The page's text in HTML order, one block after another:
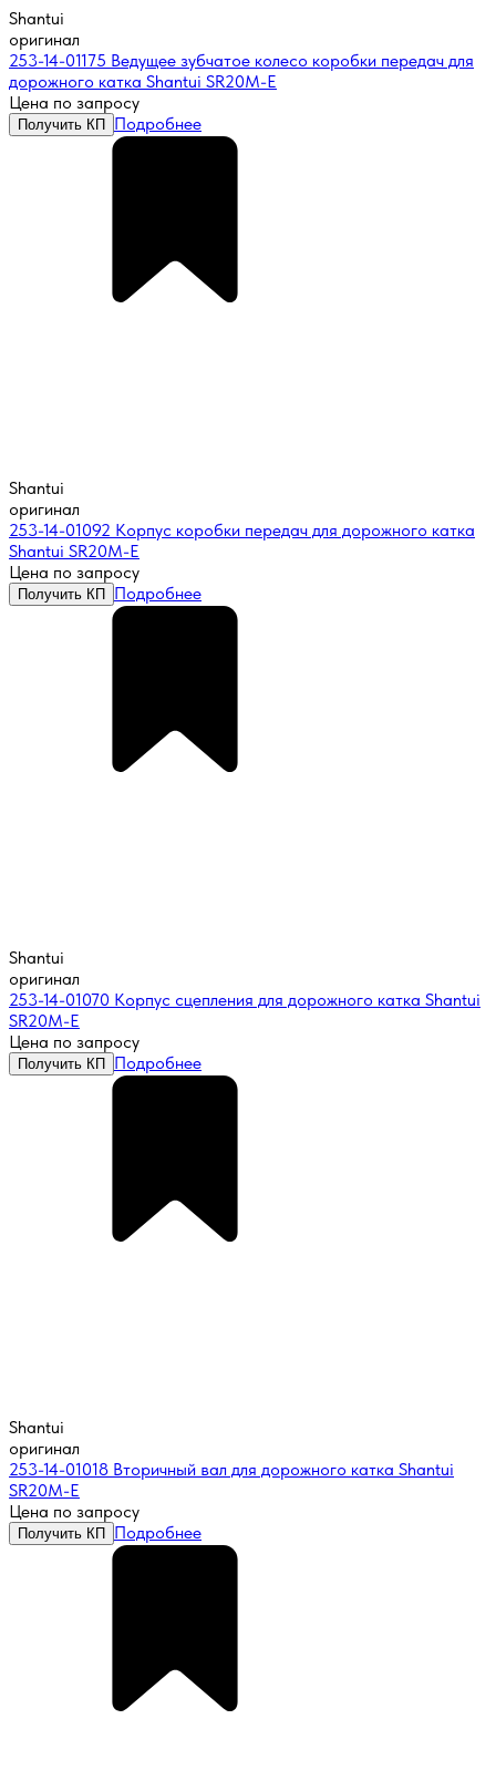
Shantui
оригинал
253-14-01175 Ведущее зубчатое колесо коробки передач для
дорожного катка Shantui SR20M-E
Цена по запросу
Получить КП Подробнее
Shantui
оригинал
253-14-01092 Корпус коробки передач для дорожного катка
Shantui SR20M-E
Цена по запросу
Получить КП Подробнее
Shantui
оригинал
253-14-01070 Корпус сцепления для дорожного катка Shantui
SR20M-E
Цена по запросу
Получить КП Подробнее
Shantui
оригинал
253-14-01018 Вторичный вал для дорожного катка Shantui
SR20M-E
Цена по запросу
Получить КП Подробнее